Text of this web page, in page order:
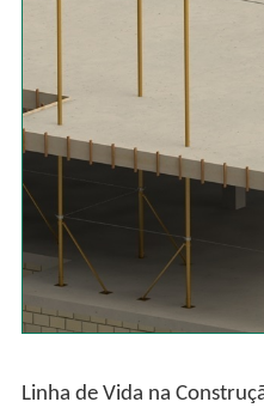
Linha de Vida na